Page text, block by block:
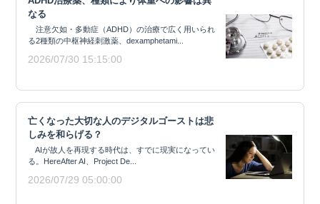
なる
注意欠如・多動症（ADHD）の治療で広く用いられ
る2種類の中枢神経刺激薬、dexamphetami...
2026/07/30 15:15:00
亡くなった大切な人のデジタルゴーストは悲
しみを和らげる？
AIが故人を再現する時代は、すでに現実になってい
る。HereAfter AI、Project De...
2026/07/29 05:00:00